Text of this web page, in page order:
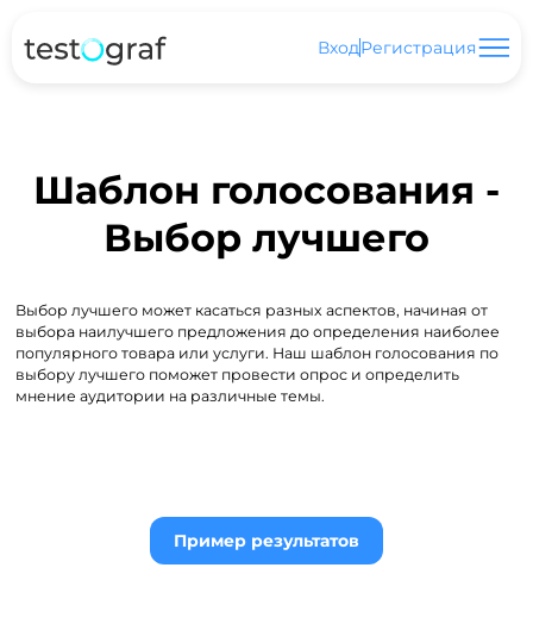
ВходРегистрация
Шаблон голосования -
Выбор лучшего
Выбор лучшего может касаться разных аспектов, начиная от
выбора наилучшего предложения до определения наиболее
популярного товара или услуги. Наш шаблон голосования по
выбору лучшего поможет провести опрос и определить
мнение аудитории на различные темы.
Пример результатов